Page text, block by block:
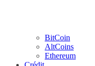
BitCoin
AltCoins
Ethereum